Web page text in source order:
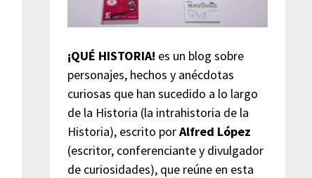
¡QUÉ HISTORIA! es un blog sobre
personajes, hechos y anécdotas
curiosas que han sucedido a lo largo
de la Historia (la intrahistoria de la
Historia), escrito porAlfred López
(escritor, conferenciante y divulgador
de curiosidades), que reúne en esta